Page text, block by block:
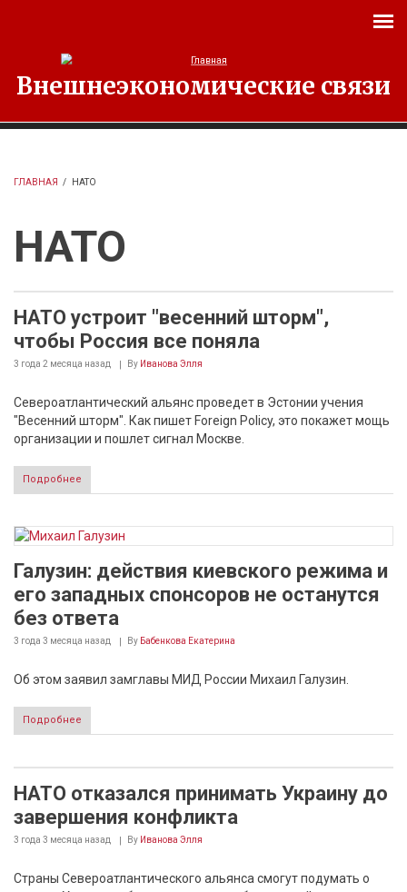
Внешнеэкономические связи
ГЛАВНАЯ / НАТО
НАТО
НАТО устроит "весенний шторм",
чтобы Россия все поняла
3 года 2 месяца назад By Иванова Элля
Североатлантический альянс проведет в Эстонии учения
"Весенний шторм". Как пишет Foreign Policy, это покажет мощь
организации и пошлет сигнал Москве.
Подробнее
Галузин: действия киевского режима и
его западных спонсоров не останутся
без ответа
3 года 3 месяца назад By Бабенкова Екатерина
Об этом заявил замглавы МИД России Михаил Галузин.
Подробнее
НАТО отказался принимать Украину до
завершения конфликта
3 года 3 месяца назад By Иванова Элля
Страны Североатлантического альянса смогут подумать о